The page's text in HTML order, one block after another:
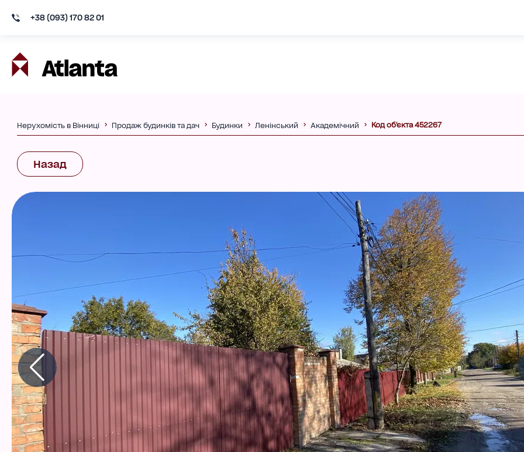
+38 (093) 170 82 01
Нерухомість в Вінниці Продаж будинків та дач Будинки Ленінський Академічний Код об'єкта 452267
Назад